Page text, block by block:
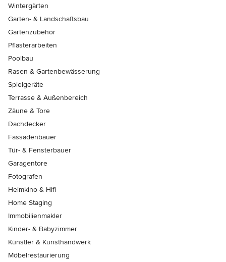
Wintergärten
Garten- & Landschaftsbau
Gartenzubehör
Pflasterarbeiten
Poolbau
Rasen & Gartenbewässerung
Spielgeräte
Terrasse & Außenbereich
Zäune & Tore
Dachdecker
Fassadenbauer
Tür- & Fensterbauer
Garagentore
Fotografen
Heimkino & Hifi
Home Staging
Immobilienmakler
Kinder- & Babyzimmer
Künstler & Kunsthandwerk
Möbelrestaurierung